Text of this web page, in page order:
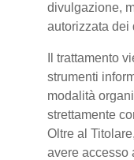
divulgazione,
autorizzata dei
Il trattamento
strumenti
modalità
strettamente
Oltre al
avere accesso